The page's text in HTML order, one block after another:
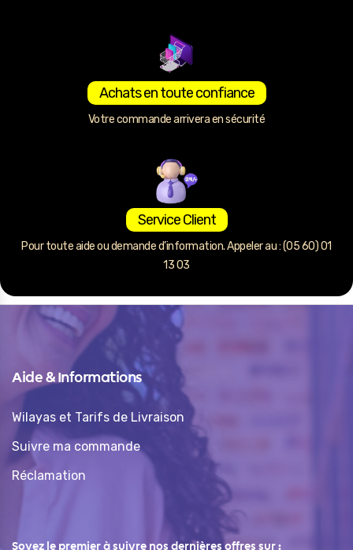
Achats en toute confiance
Votre commande arrivera en sécurité
Service Client
Pour toute aide ou demande d’information. Appeler au : (05 60) 01
13 03
Aide & Informations
Wilayas et Tarifs de Livraison
Suivre ma commande
Réclamation
Soyez le premier à suivre nos dernières offres sur :